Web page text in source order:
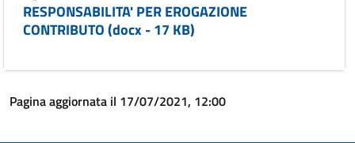
RESPONSABILITA' PER EROGAZIONE
CONTRIBUTO (docx - 17 KB)
Pagina aggiornata il 17/07/2021, 12:00